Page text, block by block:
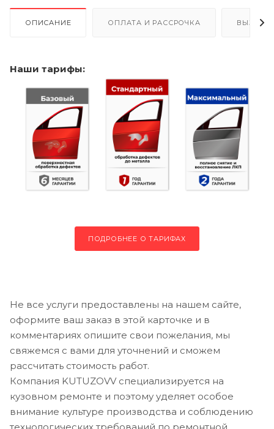
ОПИСАНИЕ ОПЛАТА И РАССРОЧКА ВЫЗОВ
Наши тарифы:
ПОДРОБНЕЕ О ТАРИФАХ
Не все услуги предоставлены на нашем сайте,
оформите ваш заказ в этой карточке и в
комментариях опишите свои пожелания, мы
свяжемся с вами для уточнений и сможем
рассчитать стоимость работ.
Компания KUTUZOVV специализируется на
кузовном ремонте и поэтому уделяет особое
внимание культуре производства и соблюдению
технологических требований по ремонтной